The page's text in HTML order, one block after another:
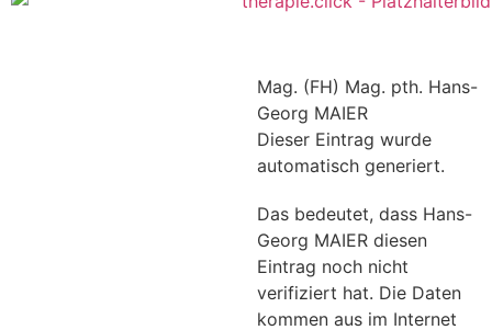
Mag. (FH) Mag. pth. Hans-
Georg MAIER
Dieser Eintrag wurde
automatisch generiert.
Das bedeutet, dass Hans-
Georg MAIER diesen
Eintrag noch nicht
verifiziert hat. Die Daten
kommen aus im Internet